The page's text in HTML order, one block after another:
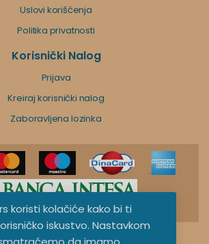
koristi kolačiće kako bi ti
iskustvo. Nastavkom
Uslovi korišćenja
Politika privatnosti
Korisnički Nalog
Prijava
Kreiraj korisnički nalog
Zaboravljena lozinka